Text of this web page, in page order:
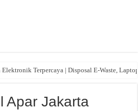
Elektronik Terpercaya | Disposal E-Waste,
Apar Jakarta